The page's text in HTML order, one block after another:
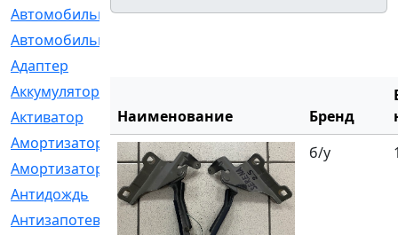
Автомобильное
[6]
Автомобильный
Адаптер
Аккумулятор
Активатор
[1]
Амортизатор
[608]
Амортизаторы
[21]
Антидождь
[1]
Антизапотеватель
[1]
Наименование Бренд
б/у